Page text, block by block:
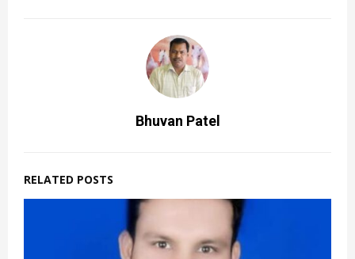
Bhuvan Patel
RELATED POSTS